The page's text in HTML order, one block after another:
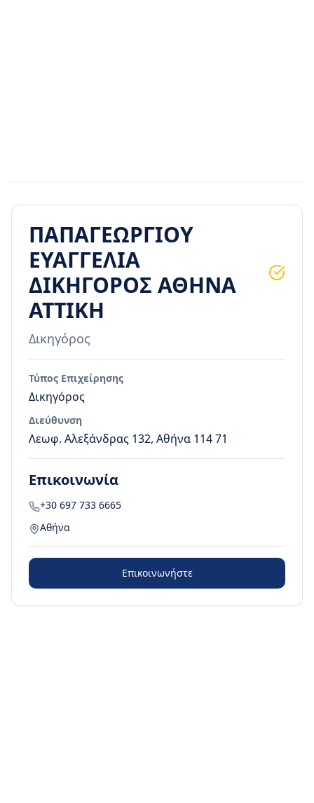
ΠΑΠΑΓΕΩΡΓΙΟΥ
ΕΥΑΓΓΕΛΙΑ
ΔΙΚΗΓΟΡΟΣ ΑΘΗΝΑ
ΑΤΤΙΚΗ
Δικηγόρος
Τύπος Επιχείρησης
Δικηγόρος
Διεύθυνση
Λεωφ. Αλεξάνδρας 132, Αθήνα 114 71
Επικοινωνία
+30 697 733 6665
Αθήνα
Επικοινωνήστε